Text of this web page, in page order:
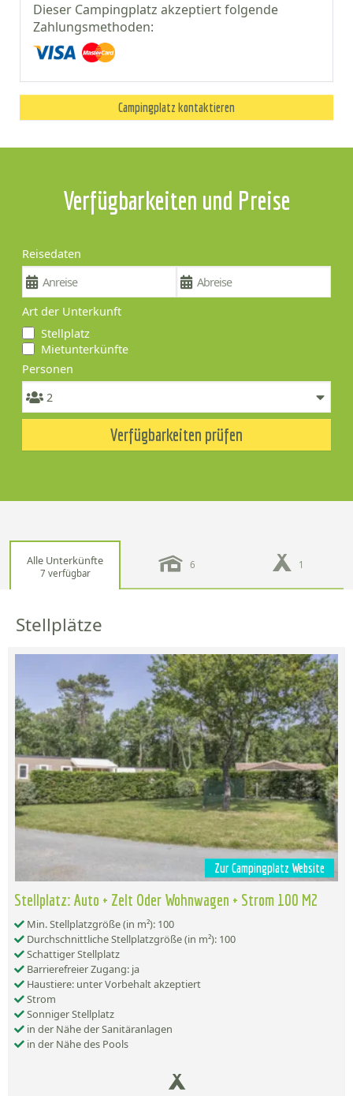
Dieser Campingplatz akzeptiert folgende
Zahlungsmethoden:
Campingplatz kontaktieren
Verfügbarkeiten und Preise
Reisedaten
Art der Unterkunft
Stellplatz
Mietunterkünfte
Personen
Verfügbarkeiten prüfen
Alle Unterkünfte
7 verfügbar
6 1
Stellplätze
Zur Campingplatz Website
Stellplatz: Auto + Zelt Oder Wohnwagen + Strom 100 M2
Min. Stellplatzgröße (in m²): 100
Durchschnittliche Stellplatzgröße (in m²): 100
Schattiger Stellplatz
Barrierefreier Zugang: ja
Haustiere: unter Vorbehalt akzeptiert
Strom
Sonniger Stellplatz
in der Nähe der Sanitäranlagen
in der Nähe des Pools